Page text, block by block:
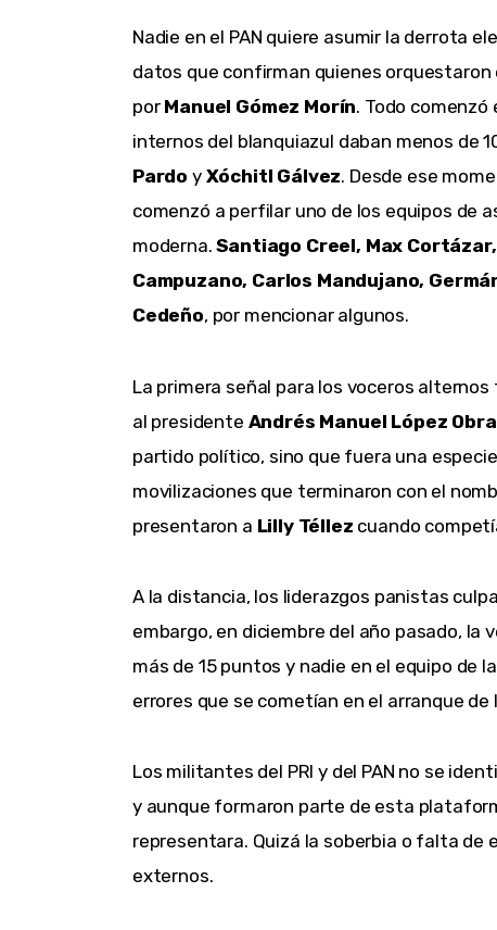
Nadie en el PAN quiere asumir la derrota
datos que confirman quienes
por Manuel Gómez Morín. Todo
internos del blanquiazul daban menos de
Pardo y Xóchitl Gálvez. Desde ese
comenzó a perfilar uno de los equipos de
moderna. Santiago Creel, Max
Campuzano, Carlos Mandujano,
Cedeño, por mencionar algunos.
La primera señal para los voceros
al presidente Andrés Manuel López
partido político, sino que fuera una
movilizaciones que terminaron con el
presentaron a Lilly Téllez cuando
A la distancia, los liderazgos panistas
embargo, en diciembre del año pasado,
más de 15 puntos y nadie en el equipo de la
errores que se cometían en el arranque de
Los militantes del PRI y del PAN no se
y aunque formaron parte de esta
representara. Quizá la soberbia o falta de
externos.